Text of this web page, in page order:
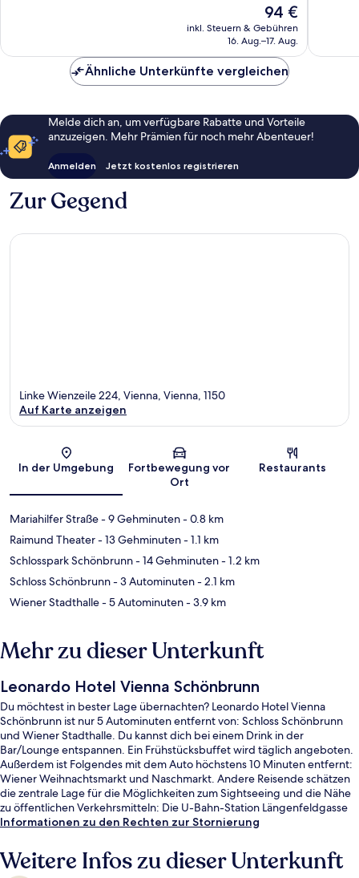
Der
Preis
beträgt
94 €
inkl. Steuern & Gebühren
16. Aug.–17. Aug.
Ähnliche Unterkünfte vergleichen
Melde dich an, um verfügbare Rabatte und Vorteile
anzuzeigen. Mehr Prämien für noch mehr Abenteuer!
Anmelden Jetzt kostenlos registrieren
Zur Gegend
Karte
Linke Wienzeile 224, Vienna, Vienna, 1150
Auf Karte anzeigen
In der Umgebung
Fortbewegung vor
Ort
Restaurants
Mariahilfer Straße- 9 Gehminuten- 0.8 km
Raimund Theater- 13 Gehminuten- 1.1 km
Schlosspark Schönbrunn- 14 Gehminuten- 1.2 km
Schloss Schönbrunn- 3 Autominuten- 2.1 km
Wiener Stadthalle- 5 Autominuten- 3.9 km
Mehr zu dieser Unterkunft
Leonardo Hotel Vienna Schönbrunn
Du möchtest in bester Lage übernachten? Leonardo Hotel Vienna
Schönbrunn ist nur 5 Autominuten entfernt von: Schloss Schönbrunn
und Wiener Stadthalle. Du kannst dich bei einem Drink in der
Bar/Lounge entspannen. Ein Frühstücksbuffet wird täglich angeboten.
Außerdem ist Folgendes mit dem Auto höchstens 10 Minuten entfernt:
Wiener Weihnachtsmarkt und Naschmarkt. Andere Reisende schätzen
die zentrale Lage für die Möglichkeiten zum Sightseeing und die Nähe
zu öffentlichen Verkehrsmitteln: Die U-Bahn-Station Längenfeldgasse
ist 2 Gehminuten und die U-Bahn-Station Meidling Hauptstraße ist 5
Informationen zu den Rechten zur Stornierung
Weitere Infos zu dieser Unterkunft